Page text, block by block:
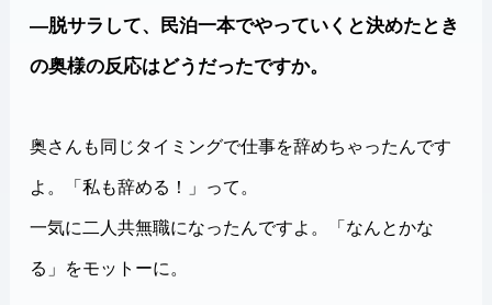
―脱サラして、民泊一本でやっていくと決めたとき
の奥様の反応はどうだったですか。
奥さんも同じタイミングで仕事を辞めちゃったんです
よ。「私も辞める！」って。
一気に二人共無職になったんですよ。「なんとかな
る」をモットーに。